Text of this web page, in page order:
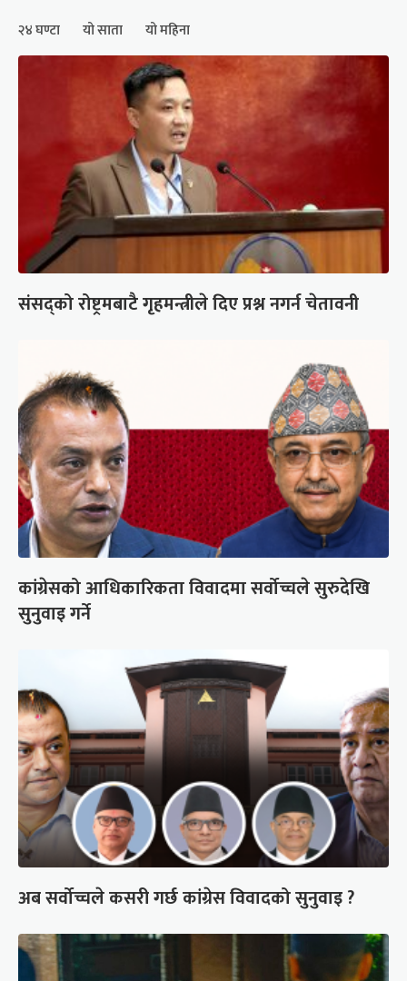
२४ घण्टा यो साता यो महिना
संसद्को रोष्ट्रमबाटै गृहमन्त्रीले दिए प्रश्न नगर्न चेतावनी
कांग्रेसको आधिकारिकता विवादमा सर्वोच्चले सुरुदेखि
सुनुवाइ गर्ने
अब सर्वोच्चले कसरी गर्छ कांग्रेस विवादको सुनुवाइ ?